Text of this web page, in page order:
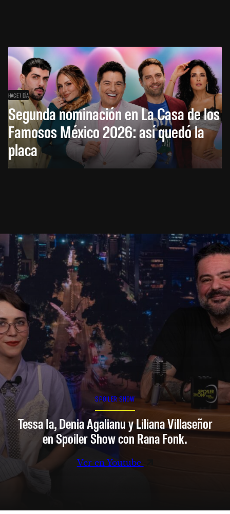
HACE 1 DÍA
Segunda nominación en La Casa de los
Famosos México 2026: así quedó la
placa
SPOILER SHOW
Tessa Ia, Denia Agalianu y Liliana Villaseñor
en Spoiler Show con Rana Fonk.
Ver en Youtube